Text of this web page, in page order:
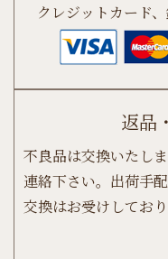
クレジットカード
返品
不良品は交換いたし
連絡下さい。出荷手
交換はお受けしており